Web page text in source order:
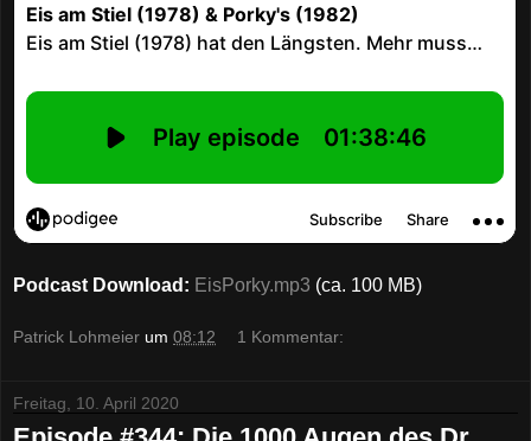
Podcast Download: EisPorky.mp3 (ca. 100 MB)
Patrick Lohmeier um 08:12 1 Kommentar:
Freitag, 10. April 2020